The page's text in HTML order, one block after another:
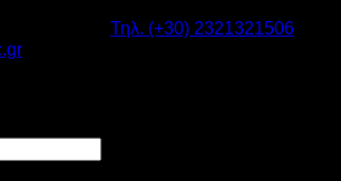
Τηλ. (+30) 2321321506